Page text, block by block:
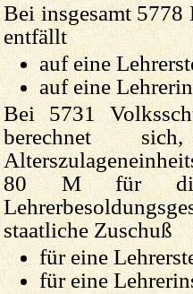
Bei insgesamt 5778
entfällt
auf eine
auf eine
Bei 5731
berechnet
80 M für die
staatliche Zuschuß
für eine
für eine